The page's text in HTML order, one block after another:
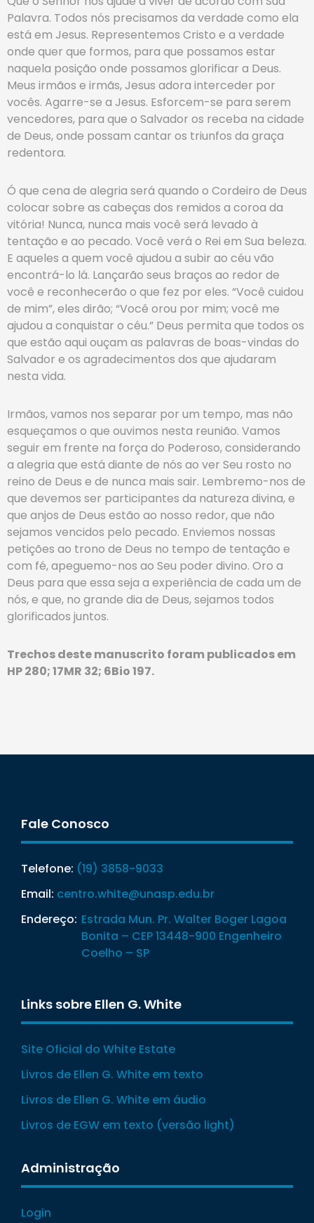
Palavra. Todos nós precisamos da verdade como ela
está em Jesus. Representemos Cristo e a verdade
onde quer que formos, para que possamos estar
naquela posição onde possamos glorificar a Deus.
Meus irmãos e irmãs, Jesus adora interceder por
vocês. Agarre-se a Jesus. Esforcem-se para serem
vencedores, para que o Salvador os receba na cidade
de Deus, onde possam cantar os triunfos da graça
redentora.
Ó que cena de alegria será quando o Cordeiro de Deus
colocar sobre as cabeças dos remidos a coroa da
vitória! Nunca, nunca mais você será levado à
tentação e ao pecado. Você verá o Rei em Sua beleza.
E aqueles a quem você ajudou a subir ao céu vão
encontrá-lo lá. Lançarão seus braços ao redor de
você e reconhecerão o que fez por eles. “Você cuidou
de mim”, eles dirão; “Você orou por mim; você me
ajudou a conquistar o céu.” Deus permita que todos os
que estão aqui ouçam as palavras de boas-vindas do
Salvador e os agradecimentos dos que ajudaram
nesta vida.
Irmãos, vamos nos separar por um tempo, mas não
esqueçamos o que ouvimos nesta reunião. Vamos
seguir em frente na força do Poderoso, considerando
a alegria que está diante de nós ao ver Seu rosto no
reino de Deus e de nunca mais sair. Lembremo-nos de
que devemos ser participantes da natureza divina, e
que anjos de Deus estão ao nosso redor, que não
sejamos vencidos pelo pecado. Enviemos nossas
petições ao trono de Deus no tempo de tentação e
com fé, apeguemo-nos ao Seu poder divino. Oro a
Deus para que essa seja a experiência de cada um de
nós, e que, no grande dia de Deus, sejamos todos
glorificados juntos.
Trechos deste manuscrito foram publicados em
HP 280; 17MR 32; 6Bio 197.
Fale Conosco
Telefone: (19) 3858-9033
Email: centro.white@unasp.edu.br
Endereço: Estrada Mun. Pr. Walter Boger Lagoa
Bonita – CEP 13448-900 Engenheiro
Coelho – SP
Links sobre Ellen G. White
Site Oficial do White Estate
Livros de Ellen G. White em texto
Livros de Ellen G. White em áudio
Livros de EGW em texto (versão light)
Administração
Login